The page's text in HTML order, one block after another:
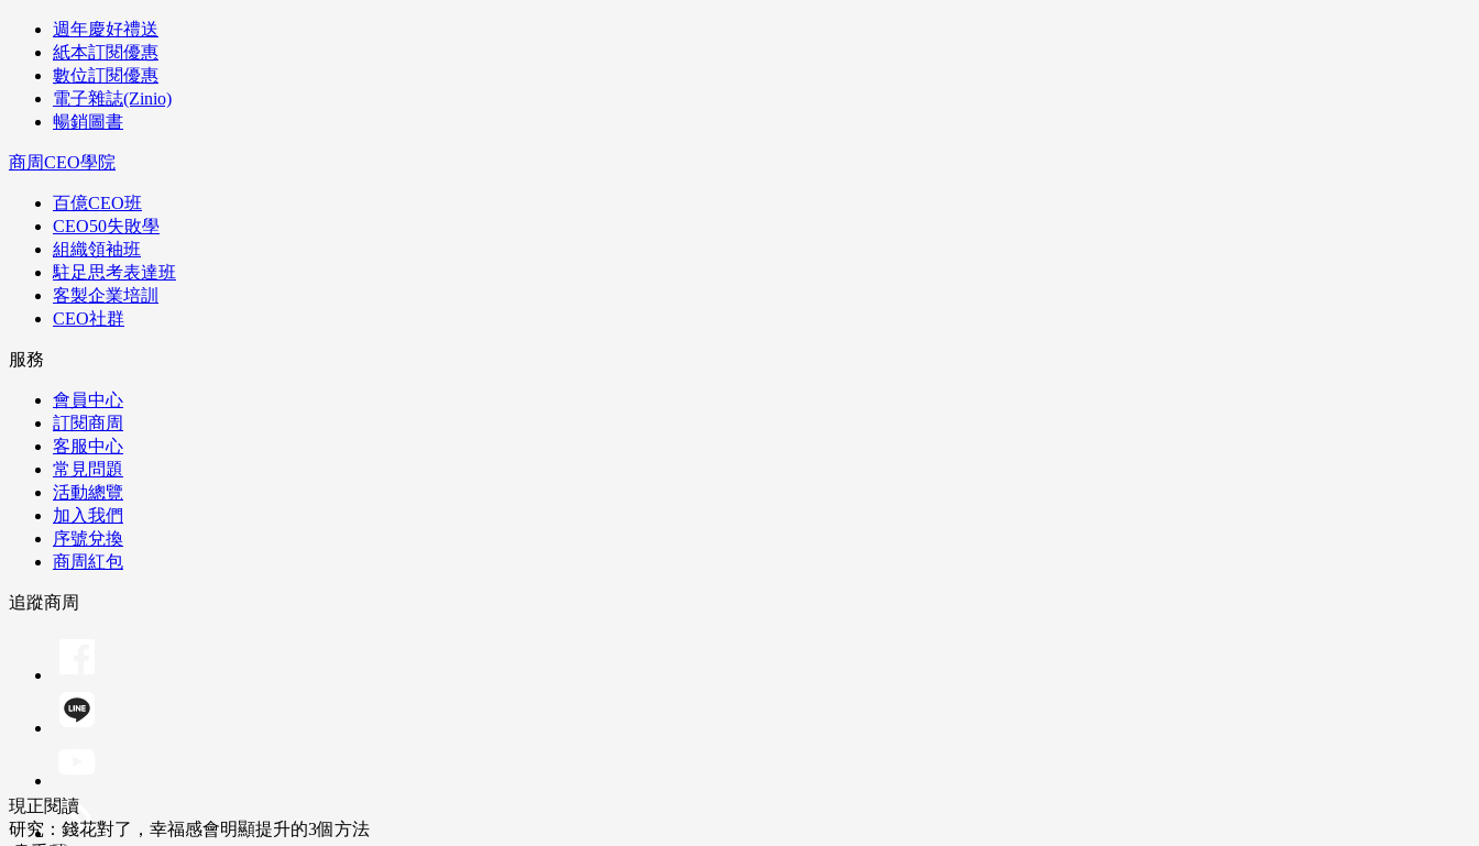
週年慶好禮送
紙本訂閱優惠
數位訂閱優惠
電子雜誌(Zinio)
暢銷圖書
商周CEO學院
百億CEO班
CEO50失敗學
組織領袖班
駐足思考表達班
客製企業培訓
CEO社群
服務
會員中心
訂閱商周
客服中心
常見問題
活動總覽
加入我們
序號兌換
商周紅包
追蹤商周
現正閱讀
研究：錢花對了，幸福感會明顯提升的3個方法